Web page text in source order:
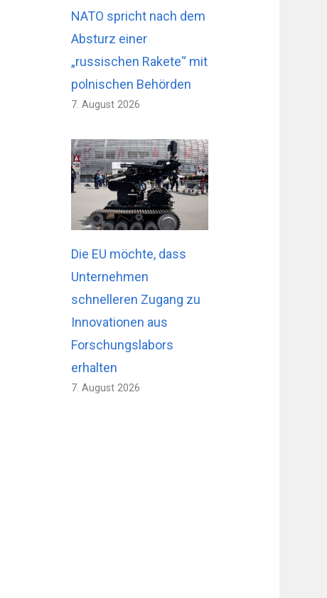
NATO spricht nach dem
Absturz einer
„russischen Rakete“ mit
polnischen Behörden
7. August 2026
Die EU möchte, dass
Unternehmen
schnelleren Zugang zu
Innovationen aus
Forschungslabors
erhalten
7. August 2026